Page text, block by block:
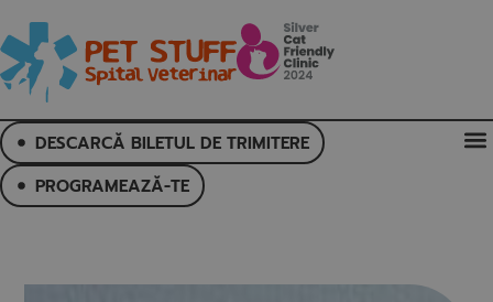
DESCARCĂ BILETUL DE TRIMITERE
PROGRAMEAZĂ-TE